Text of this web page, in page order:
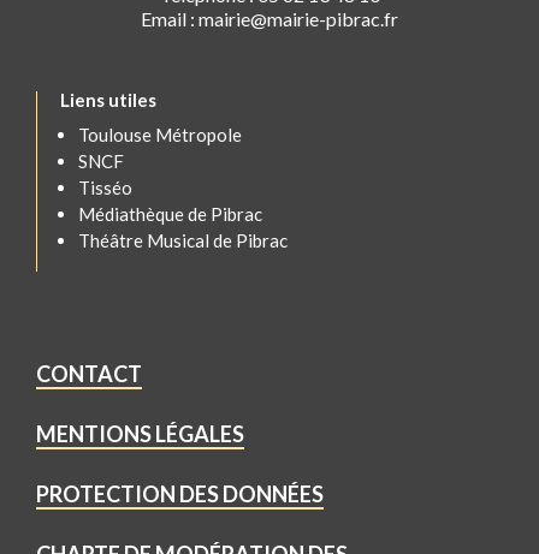
Email : mairie@mairie-pibrac.fr
Liens utiles
Toulouse Métropole
SNCF
Tisséo
Médiathèque de Pibrac
Théâtre Musical de Pibrac
CONTACT
MENTIONS LÉGALES
PROTECTION DES DONNÉES